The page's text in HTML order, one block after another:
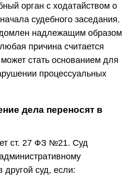
орган с ходатайством о
судебного заседания.
надлежащим образом
причина считается
стать основанием для
процессуальных
дела переносят в
ст. 27 ФЗ №21. Суд
суд, если: